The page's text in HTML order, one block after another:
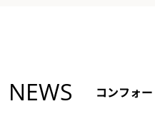
NEWS コンフォ